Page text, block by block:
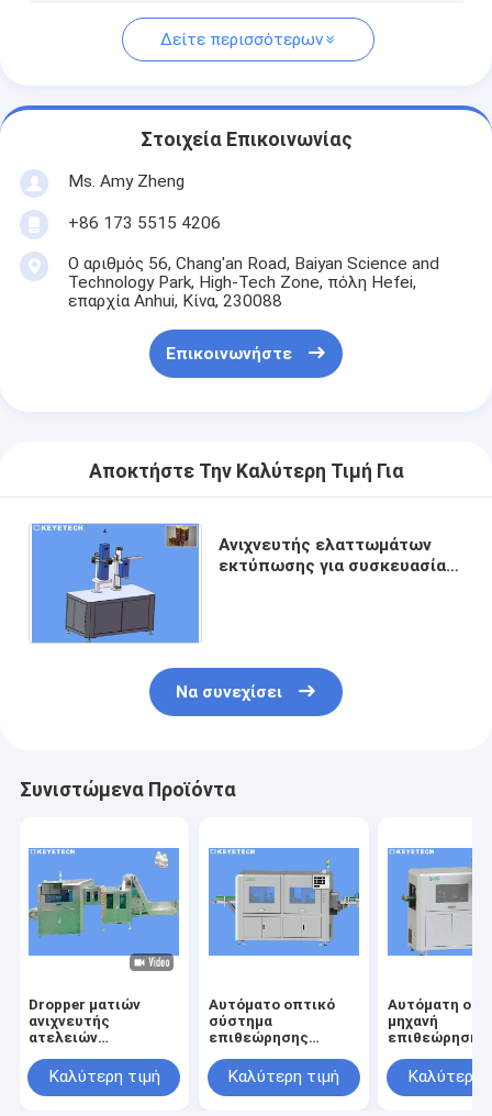
Δείτε περισσότερων
Στοιχεία Επικοινωνίας
Ms. Amy Zheng
+86 173 5515 4206
Ο αριθμός 56, Chang'an Road, Baiyan Science and
Technology Park, High-Tech Zone, πόλη Hefei,
επαρχία Anhui, Κίνα, 230088
Επικοινωνήστε
Αποκτήστε Την Καλύτερη Τιμή Για
Ανιχνευτής ελαττωμάτων
εκτύπωσης για συσκευασία
Να συνεχίσει
Συνιστώμενα Προϊόντα
Dropper ματιών
ανιχνευτής
ατελειών
επιθεώρησης ΚΑΠ
μπουκαλιών για την
Καλύτερη τιμή
Αυτόματο οπτικό
σύστημα
επιθεώρησης
για τον ποιοτικό
έλεγχο εικόνας
Καλύτερη τιμή
Αυτόματη
μηχανή
επιθεώρησης
ατέλειας
επιφάνειας
Καλύτερη